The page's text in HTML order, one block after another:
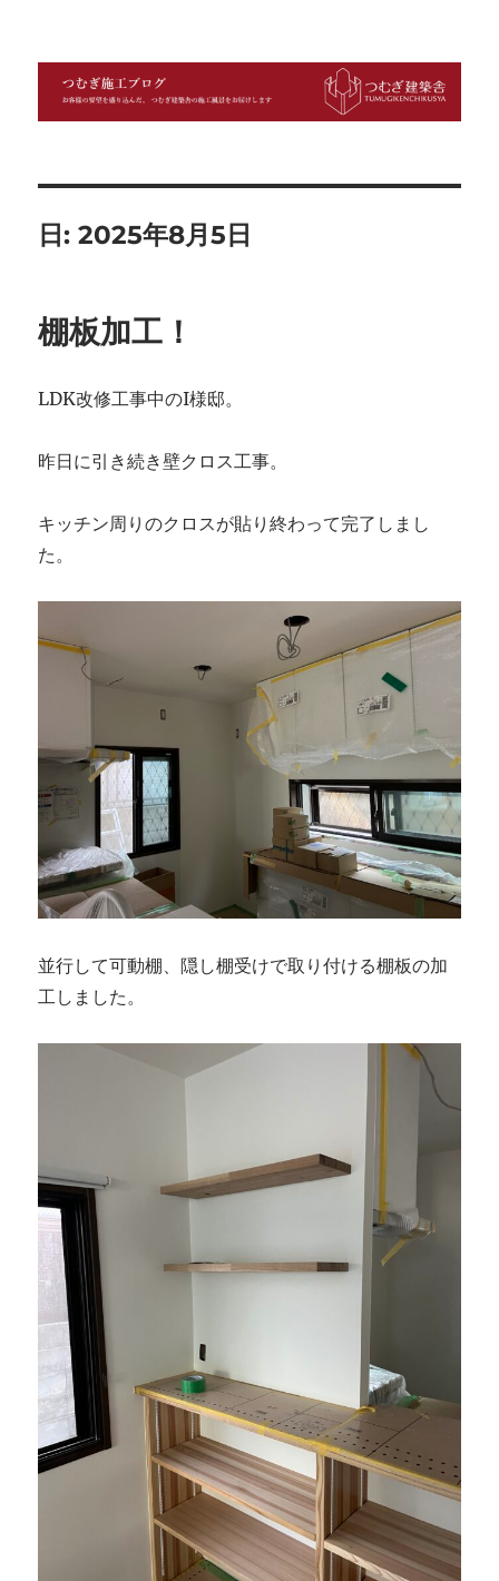
つむぎ施工ブログ
日:2025年8月5日
棚板加工！
LDK改修工事中のI様邸。
昨日に引き続き壁クロス工事。
キッチン周りのクロスが貼り終わって完了しまし
た。
並行して可動棚、隠し棚受けで取り付ける棚板の加
工しました。